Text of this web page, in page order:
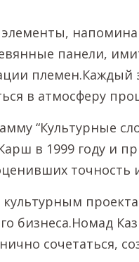
элементы,
панели,
племен.Каждый
в атмосферу
“Культурные
в 1999 году и
точность
бизнеса.Номад
сочетаться,